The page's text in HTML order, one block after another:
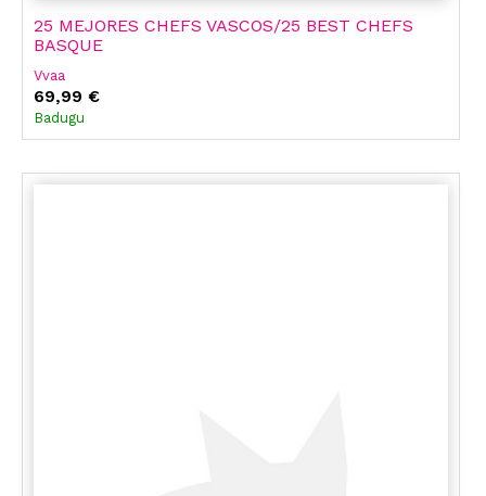
25 MEJORES CHEFS VASCOS/25 BEST CHEFS
BASQUE
Vvaa
69,99 €
Badugu